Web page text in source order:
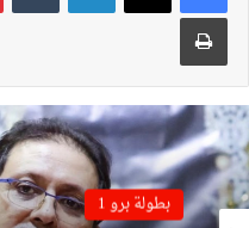
طباعة
بطولة برو 1